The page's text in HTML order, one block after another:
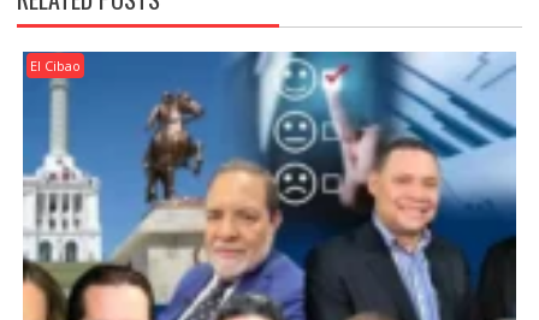
El Cibao